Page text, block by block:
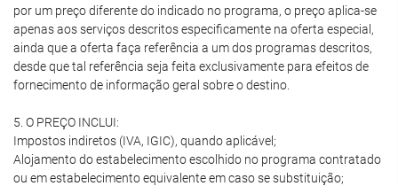
por um preço diferente do indicado no programa, o preço aplica-se
apenas aos serviços descritos especificamente na oferta especial,
ainda que a oferta faça referência a um dos programas descritos,
desde que tal referência seja feita exclusivamente para efeitos de
fornecimento de informação geral sobre o destino.
5. O PREÇO INCLUI:
Impostos indiretos (IVA, IGIC), quando aplicável;
Alojamento do estabelecimento escolhido no programa contratado
ou em estabelecimento equivalente em caso se substituição;